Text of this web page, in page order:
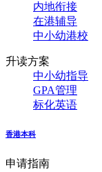
内地衔接
在港辅导
中小幼港校
升读方案
中小幼指导
GPA管理
标化英语
香港本科
申请指南